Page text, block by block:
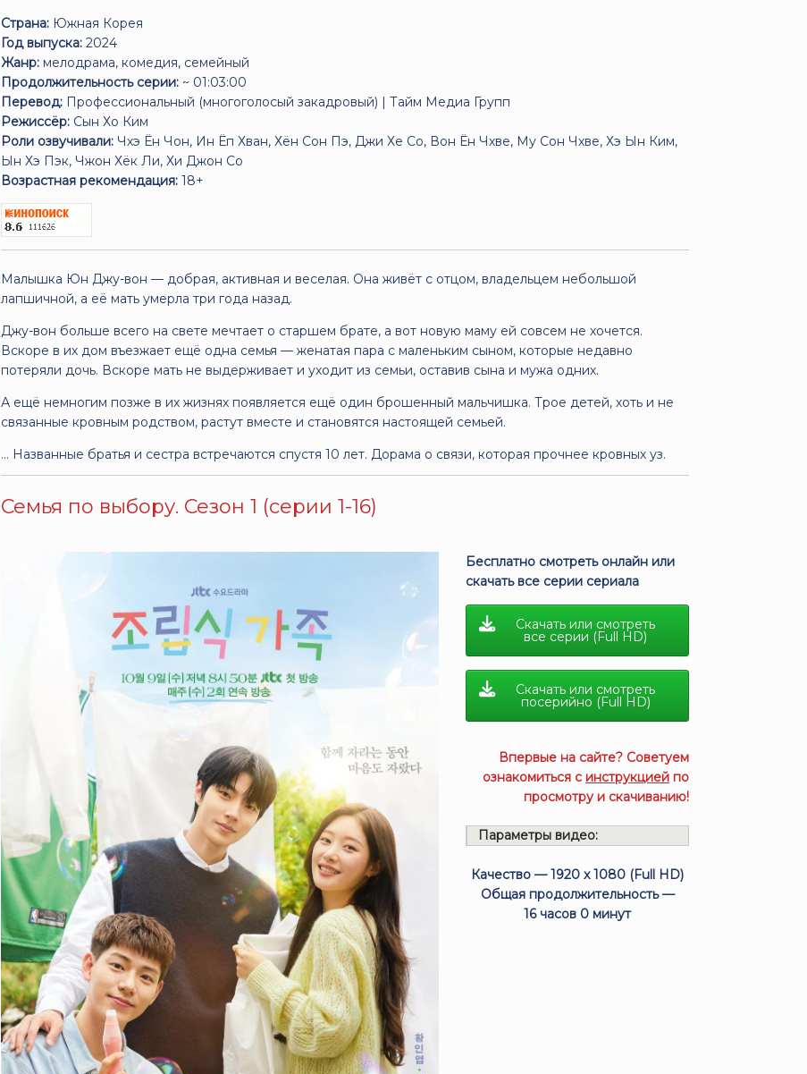
Страна: Южная Корея
Год выпуска: 2024
Жанр: мелодрама, комедия, семейный
Продолжительность серии: ~ 01:03:00
Перевод: Профессиональный (многоголосый закадровый) | Тайм Медиа Групп
Режиссёр: Сын Хо Ким
Роли озвучивали: Чхэ Ён Чон, Ин Ёп Хван, Хён Сон Пэ, Джи Хе Со, Вон Ён Чхве, Му Сон Чхве, Хэ Ын Ким,
Ын Хэ Пэк, Чжон Хёк Ли, Хи Джон Со
Возрастная рекомендация: 18+
Малышка Юн Джу-вон — добрая, активная и веселая. Она живёт с отцом, владельцем небольшой
лапшичной, а её мать умерла три года назад.
Джу-вон больше всего на свете мечтает о старшем брате, а вот новую маму ей совсем не хочется.
Вскоре в их дом въезжает ещё одна семья — женатая пара с маленьким сыном, которые недавно
потеряли дочь. Вскоре мать не выдерживает и уходит из семьи, оставив сына и мужа одних.
А ещё немногим позже в их жизнях появляется ещё один брошенный мальчишка. Трое детей, хоть и не
связанные кровным родством, растут вместе и становятся настоящей семьей.
... Названные братья и сестра встречаются спустя 10 лет. Дорама о связи, которая прочнее кровных уз.
Семья по выбору. Сезон 1 (серии 1-16)
Бесплатно смотреть онлайн или
скачать все серии сериала
Скачать или смотреть
все серии (Full HD)
Скачать или смотреть
посерийно (Full HD)
Впервые на сайте? Советуем
ознакомиться с инструкцией по
просмотру и скачиванию!
Параметры видео:
Качество — 1920 x 1080 (Full HD)
Общая продолжительность —
16 часов 0 минут